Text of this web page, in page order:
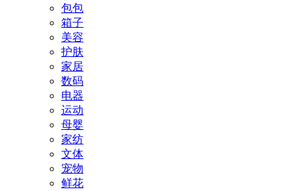
包包
箱子
美容
护肤
家居
数码
电器
运动
母婴
家纺
文体
宠物
鲜花